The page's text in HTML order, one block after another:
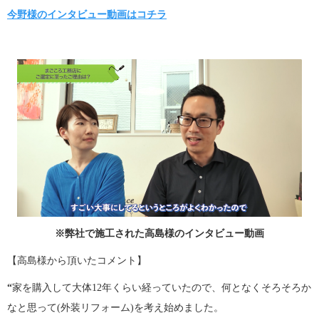
今野様のインタビュー動画はコチラ
※弊社で施工された高島様のインタビュー動画
【高島様から頂いたコメント】
“家を購入して大体12年くらい経っていたので、何となくそろそろか
なと思って(外装リフォーム)を考え始めました。